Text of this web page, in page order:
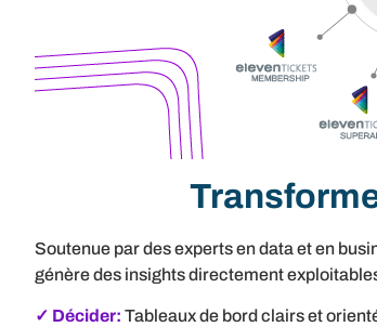
Soutenue par des experts en data et en
génère des insights directement
✓ Décider: Tableaux de bord clairs et